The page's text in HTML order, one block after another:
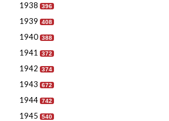
1938 396
1939 408
1940 388
1941 372
1942 374
1943 672
1944 742
1945 540